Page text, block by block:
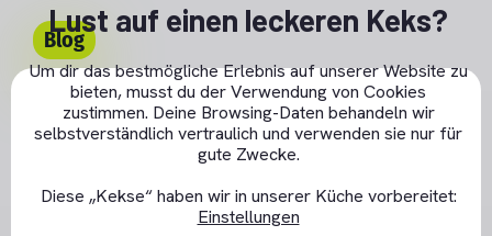
Alu-bedampfen
Angebot
LED Tagfahrlicht
Blog
Für 2024 steht ein Facelift
des Polestar 2 an, wurde
auch der Scheinwerfer
Lust auf einen leckeren Keks?
Um dir das bestmögliche Erlebnis auf unserer Website zu
bieten, musst du der Verwendung von Cookies
zustimmen. Deine Browsing-Daten behandeln wir
selbstverständlich vertraulich und verwenden sie nur für
gute Zwecke.
Diese „Kekse“ haben wir in unserer Küche vorbereitet:
Einstellungen
GDPR Cookie-Banner schließen